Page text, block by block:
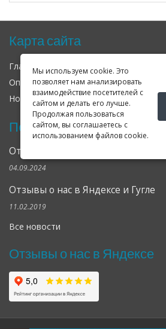
Мы используем cookie. Это
позволяет нам анализировать
взаимодействие посетителей с
сайтом и делать его лучше.
Продолжая пользоваться
сайтом, вы соглашаетесь с
использованием файлов cookie.
Карта сайта
Главная О нас
Оплата
Доставка
Новости
Оферта
Последние новости
Открылся клубный сервис Geely в
04.09.2024
Отзывы о нас в Яндексе и Гугле
11.02.2019
Все новости
Отзывы о нас в Яндексе